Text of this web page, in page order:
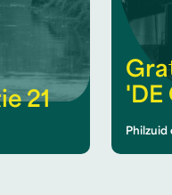
21
'DE
Philzuid